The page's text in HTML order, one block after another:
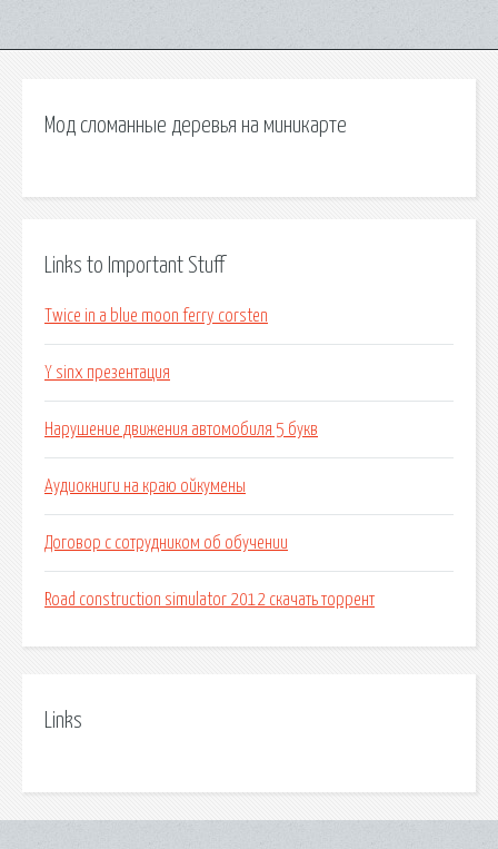
Мод сломанные деревья на миникарте
Links to Important Stuff
Twice in a blue moon ferry corsten
Y sinx презентация
Нарушение движения автомобиля 5 букв
Аудиокниги на краю ойкумены
Договор с сотрудником об обучении
Road construction simulator 2012 скачать торрент
Links